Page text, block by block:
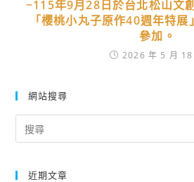
~115年9月28日於台北松山文
「櫻桃小丸子原作40週年特
參加。
2026 年 5 月 18
網站搜尋
for:
近期文章